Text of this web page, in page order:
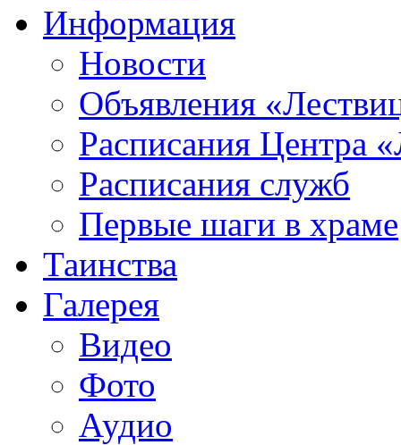
Информация
Новости
Объявления
Расписания Центра
Расписания служб
Первые шаги в храме
Таинства
Галерея
Видео
Фото
Аудио